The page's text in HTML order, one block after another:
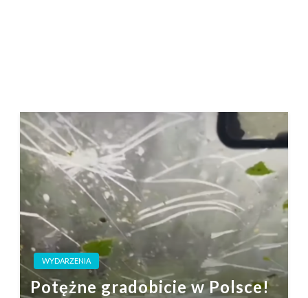
WYDARZENIA
Potężne gradobicie w Polsce!